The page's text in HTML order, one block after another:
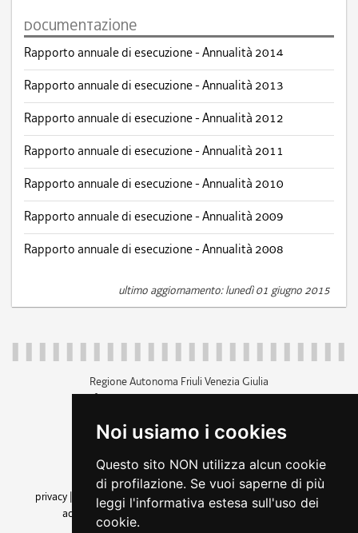
Noi usiamo i cookies
Questo sito NON utilizza alcun cookie
di profilazione. Se vuoi saperne di più
leggi l'informativa estesa sull'uso dei
cookie.
documentazione
Rapporto annuale di esecuzione - Annualità 2014
Rapporto annuale di esecuzione - Annualità 2013
Rapporto annuale di esecuzione - Annualità 2012
Rapporto annuale di esecuzione - Annualità 2011
Rapporto annuale di esecuzione - Annualità 2010
Rapporto annuale di esecuzione - Annualità 2009
Rapporto annuale di esecuzione - Annualità 2008
ultimo aggiornamento: lunedì 01 giugno 2015
Regione Autonoma Friuli Venezia Giulia
c.f. 80014930327; p.iva 00526040324
+39 040 3771111
amministrazione trasparente
privacy | cookie |note legali accessibilità
dichiarazione di
accessibilità| feedback
cambio preferenze cookie